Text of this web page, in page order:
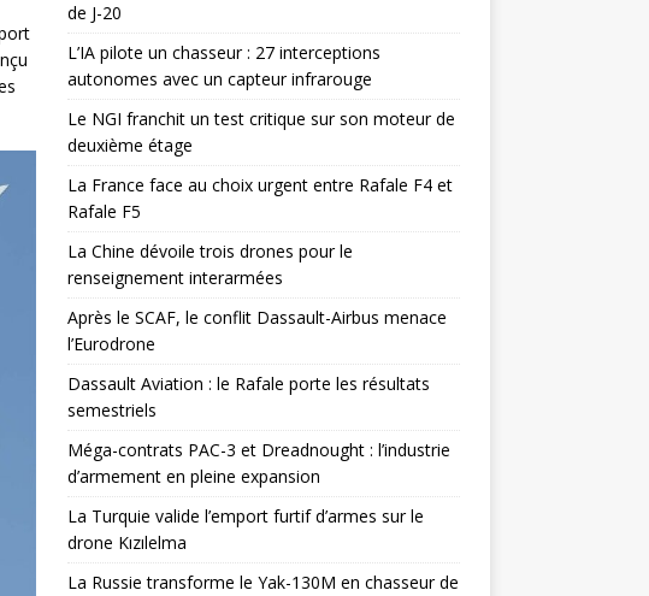
de J-20
L’IA pilote un chasseur : 27 interceptions
autonomes avec un capteur infrarouge
Le NGI franchit un test critique sur son moteur de
deuxième étage
La France face au choix urgent entre Rafale F4 et
Rafale F5
La Chine dévoile trois drones pour le
renseignement interarmées
Après le SCAF, le conflit Dassault-Airbus menace
l’Eurodrone
Dassault Aviation : le Rafale porte les résultats
semestriels
Méga-contrats PAC-3 et Dreadnought : l’industrie
d’armement en pleine expansion
La Turquie valide l’emport furtif d’armes sur le
drone Kızılelma
La Russie transforme le Yak-130M en chasseur de